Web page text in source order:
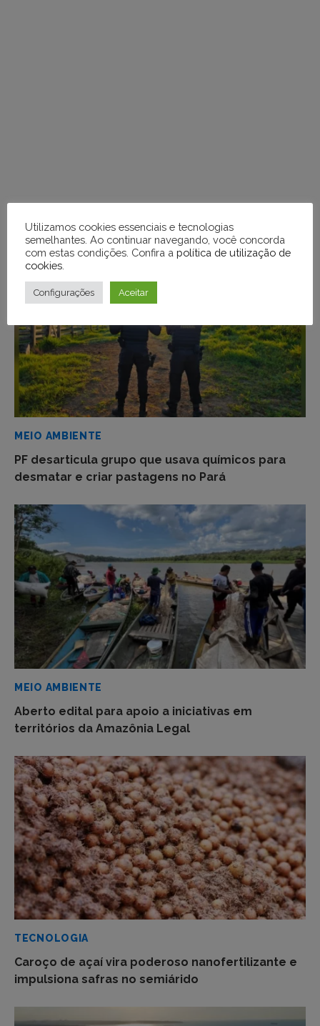
MEIO AMBIENTE
PF desarticula grupo que usava químicos para
desmatar e criar pastagens no Pará
MEIO AMBIENTE
Aberto edital para apoio a iniciativas em
territórios da Amazônia Legal
TECNOLOGIA
Caroço de açaí vira poderoso nanofertilizante e
impulsiona safras no semiárido
Utilizamos cookies essenciais e tecnologias
semelhantes. Ao continuar navegando, você concorda
com estas condições. Confira a política de utilização de
cookies
Configurações Aceitar